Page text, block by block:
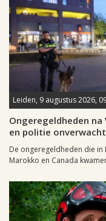
Leiden, 9 augustus 2026,
Ongeregeldheden
en politie onverwacht
De ongeregeldheden die
Marokko en Canada